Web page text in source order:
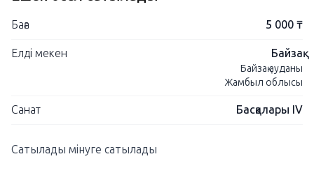
Баға 5 000 ₸
Елді мекен Байзақ
Байзақ ауданы
Жамбыл облысы
Санат Басқалары IV
Сатылады мінуге сатылады